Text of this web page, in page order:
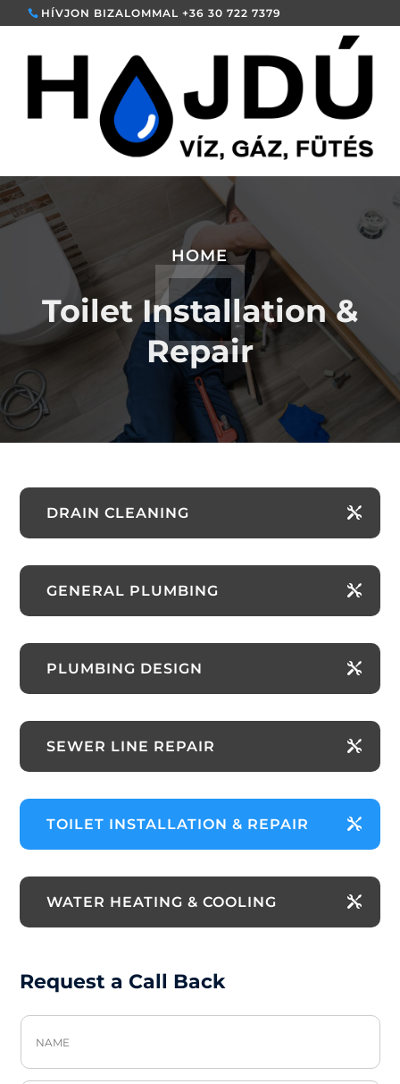
HÍVJON BIZALOMMAL +36 30 722 7379
HOME
Toilet Installation &
Repair
DRAIN CLEANING
GENERAL PLUMBING
PLUMBING DESIGN
SEWER LINE REPAIR
TOILET INSTALLATION & REPAIR
WATER HEATING & COOLING
Request a Call Back